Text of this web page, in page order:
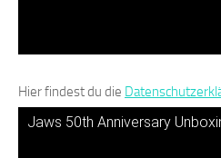
Hier findest du die
Jaws 50th Anniversary